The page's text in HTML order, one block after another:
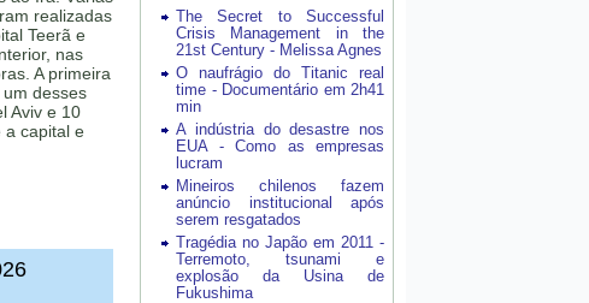
realizadas
Teerã e
nas
A primeira
desses
Aviv e 10
a capital e
The Secret to Successful
Crisis Management in the
21st Century - Melissa Agnes
O naufrágio do Titanic real
time - Documentário em 2h41
min
A indústria do desastre nos
EUA - Como as empresas
lucram
Mineiros chilenos fazem
anúncio institucional após
serem resgatados
Tragédia no Japão em 2011 -
Terremoto, tsunami e
explosão da Usina de
Fukushima